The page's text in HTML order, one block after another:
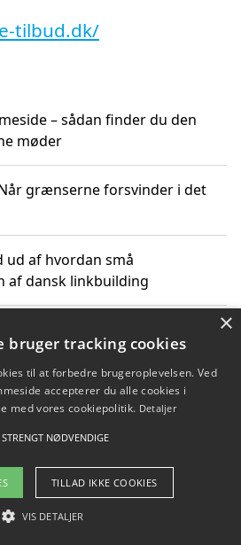
tilbud.dk/
– sådan finder du den
møder
grænserne forsvinder i det
ud af hvordan små
af dansk linkbuilding
WordPress ekspert og vælg den
at vedligeholde din løsning
2026 - Pilanto Aps
×
bruger tracking cookies
til at forbedre brugeroplevelsen. Ved
accepterer du alle cookies i
med vores cookiepolitik. Detaljer
STRENGT NØDVENDIGE
TILLAD IKKE COOKIES
VIS DETALJER